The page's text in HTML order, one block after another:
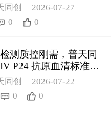
同创
2026-07-27
0 0
测质控刚需，普天同
P24 抗原血清标准物
同创
2026-07-22
0 0